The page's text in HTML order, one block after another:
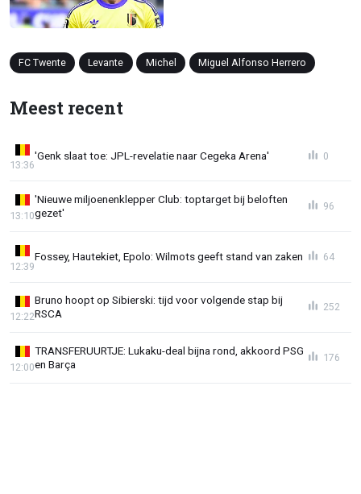
FC Twente Levante Michel Miguel Alfonso Herrero
Meest recent
'Genk slaat toe: JPL-revelatie naar Cegeka Arena'
13:36
0
'Nieuwe miljoenenklepper Club: toptarget bij beloften
gezet'
13:10
96
Fossey, Hautekiet, Epolo: Wilmots geeft stand van zaken
12:39
64
Bruno hoopt op Sibierski: tijd voor volgende stap bij
RSCA
12:22
252
TRANSFERUURTJE: Lukaku-deal bijna rond, akkoord PSG
en Barça
12:00
176